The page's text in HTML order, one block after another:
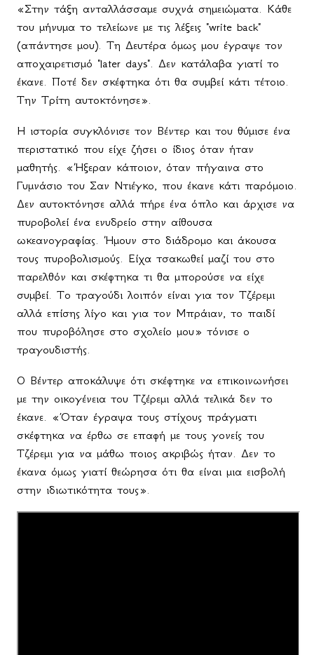
«Στην τάξη ανταλλάσσαμε συχνά σημειώματα. Κάθε
του μήνυμα το τελείωνε με τις λέξεις "write back"
(απάντησε μου). Τη Δευτέρα όμως μου έγραψε τον
αποχαιρετισμό "later days". Δεν κατάλαβα γιατί το
έκανε. Ποτέ δεν σκέφτηκα ότι θα συμβεί κάτι τέτοιο.
Την Τρίτη αυτοκτόνησε».
Η ιστορία συγκλόνισε τον Βέντερ και του θύμισε ένα
περιστατικό που είχε ζήσει ο ίδιος όταν ήταν
μαθητής. «Ήξεραν κάποιον, όταν πήγαινα στο
Γυμνάσιο του Σαν Ντιέγκο, που έκανε κάτι παρόμοιο.
Δεν αυτοκτόνησε αλλά πήρε ένα όπλο και άρχισε να
πυροβολεί ένα ενυδρείο στην αίθουσα
ωκεανογραφίας. Ήμουν στο διάδρομο και άκουσα
τους πυροβολισμούς. Είχα τσακωθεί μαζί του στο
παρελθόν και σκέφτηκα τι θα μπορούσε να είχε
συμβεί. Το τραγούδι λοιπόν είναι για τον Τζέρεμι
αλλά επίσης λίγο και για τον Μπράιαν, το παιδί
που πυροβόλησε στο σχολείο μου» τόνισε ο
τραγουδιστής.
O Βέντερ αποκάλυψε ότι σκέφτηκε να επικοινωνήσει
με την οικογένεια του Τζέρεμι αλλά τελικά δεν το
έκανε. «Όταν έγραψα τους στίχους πράγματι
σκέφτηκα να έρθω σε επαφή με τους γονείς του
Τζέρεμι για να μάθω ποιος ακριβώς ήταν. Δεν το
έκανα όμως γιατί θεώρησα ότι θα είναι μια εισβολή
στην ιδιωτικότητα τους».